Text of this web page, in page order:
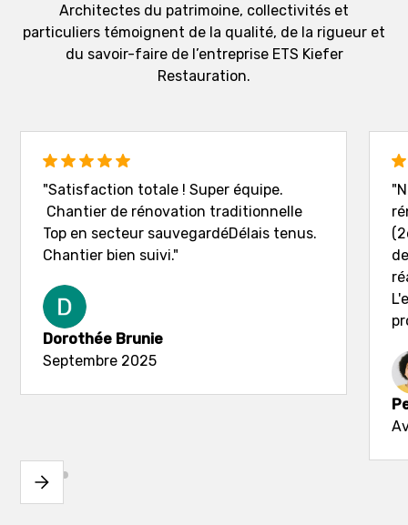
Architectes du patrimoine, collectivités et
particuliers témoignent de la qualité, de la rigueur et
du savoir-faire de l’entreprise ETS Kiefer
Restauration.
"Satisfaction totale ! Super équipe.
Chantier de rénovation traditionnelle
Top en secteur sauvegardéDélais tenus.
Chantier bien suivi."
Dorothée Brunie
Septembre 2025